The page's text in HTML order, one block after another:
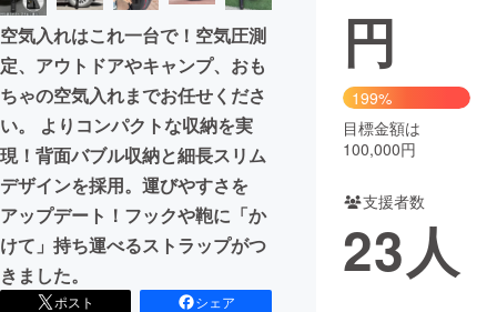
まちづくり・地域活性化
CAMPFIRE for Social Good
CAMPFIRE Creation
CAMPFIREふるさと納税machi-ya コミュニティ
空気入れはこれ一台で！空気圧測
定、アウトドアやキャンプ、おも
ちゃの空気入れまでお任せくださ
い。 よりコンパクトな収納を実
現！背面バブル収納と細長スリム
デザインを採用。運びやすさを
アップデート！フックや鞄に「か
けて」持ち運べるストラップがつ
きました。
ポスト
シェア
円
199%
目標金額は
100,000円
支援者数
23人